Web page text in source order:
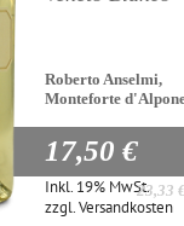
Roberto Anselmi,
Monteforte
17,50 €
23,33
Inkl. 19% MwSt.
zzgl.Versandkosten